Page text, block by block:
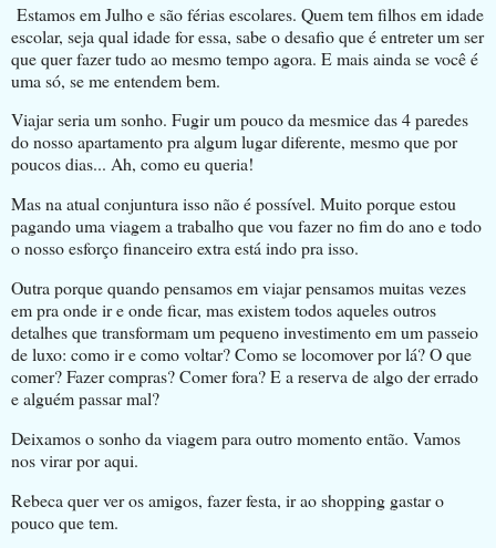
Estamos em Julho e são férias escolares. Quem tem filhos em idade
escolar, seja qual idade for essa, sabe o desafio que é entreter um ser
que quer fazer tudo ao mesmo tempo agora. E mais ainda se você é
uma só, se me entendem bem.
Viajar seria um sonho. Fugir um pouco da mesmice das 4 paredes
do nosso apartamento pra algum lugar diferente, mesmo que por
poucos dias... Ah, como eu queria!
Mas na atual conjuntura isso não é possível. Muito porque estou
pagando uma viagem a trabalho que vou fazer no fim do ano e todo
o nosso esforço financeiro extra está indo pra isso.
Outra porque quando pensamos em viajar pensamos muitas vezes
em pra onde ir e onde ficar, mas existem todos aqueles outros
detalhes que transformam um pequeno investimento em um passeio
de luxo: como ir e como voltar? Como se locomover por lá? O que
comer? Fazer compras? Comer fora? E a reserva de algo der errado
e alguém passar mal?
Deixamos o sonho da viagem para outro momento então. Vamos
nos virar por aqui.
Rebeca quer ver os amigos, fazer festa, ir ao shopping gastar o
pouco que tem.